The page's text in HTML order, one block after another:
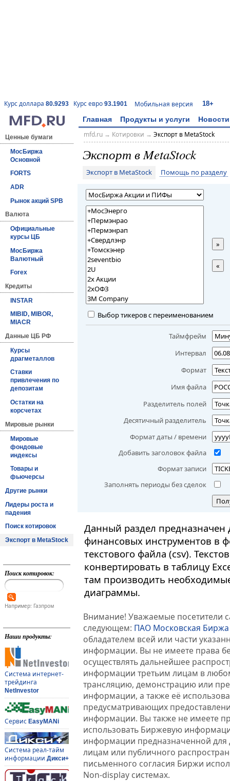
Курс доллара 80.9293 Курс евро 93.1901 Мобильная версия 18+
Главная Продукты и услуги Новости
Ценные бумаги
МосБиржа
Основной
FORTS
ADR
Рынок акций SPB
Валюта
Официальные
курсы ЦБ
МосБиржа
Валютный
Forex
Кредиты
INSTAR
MIBID, MIBOR,
MIACR
Данные ЦБ РФ
Курсы
драгметаллов
Ставки
привлечения по
депозитам
Остатки на
корсчетах
Мировые рынки
Мировые
фондовые
индексы
Товары и
фьючерсы
Другие рынки
Лидеры роста и
падения
Поиск котировок
Экспорт в MetaStock
Поиск котировок:
Например: Газпром
Наши продукты:
Система интернет-
трейдинга
NetInvestor
Сервис EasyMANi
Система реал-тайм
информации Дикси+
mfd.ru→ Котировки → Экспорт в MetaStock
Экспорт в MetaStock
Экспорт в MetaStock Помощь по разделу
»
«
Выбор тикеров с переименованием
Таймфрейм
Интервал
Формат
Имя файла
Разделитель полей
Десятичный разделитель
Формат даты / времени
Добавить заголовок файла
Формат записи
Заполнять периоды без сделок
Данный раздел
финансовых инструментов в
текстового файла (csv).
конвертировать в таблицу
там производить
диаграммы.
Внимание! Уважаемые посетители
следующем: ПАО Московская Биржа
обладателем всей или части
информации. Вы не имеете права
осуществлять дальнейшее
информации третьим лицам в
трансляцию, демонстрацию или
информации, а также её
предусматривающих
информации. Вы также не имеете
использовать Биржевую
информации предназначенной для
лицам или публичного
письменного согласия Биржи
Non-display системах.